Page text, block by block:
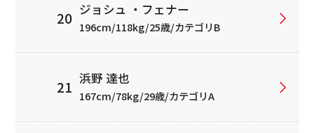
ジョシュ ・フェナー
196cm/118kg/25歳/カテゴリB
浜野 達也
167cm/78kg/29歳/カテゴリA